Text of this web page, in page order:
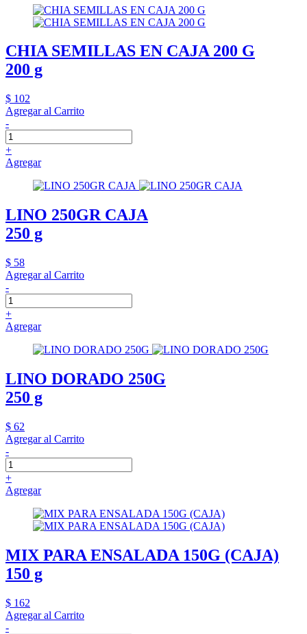
CHIA SEMILLAS EN CAJA 200 G
200 g
$ 102
Agregar al Carrito
-
+
Agregar
LINO 250GR CAJA
250 g
$ 58
Agregar al Carrito
-
+
Agregar
LINO DORADO 250G
250 g
$ 62
Agregar al Carrito
-
+
Agregar
MIX PARA ENSALADA 150G (CAJA)
150 g
$ 162
Agregar al Carrito
-